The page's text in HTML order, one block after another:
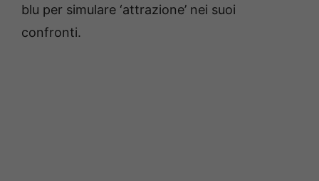
blu per simulare ‘attrazione’ nei suoi
confronti.